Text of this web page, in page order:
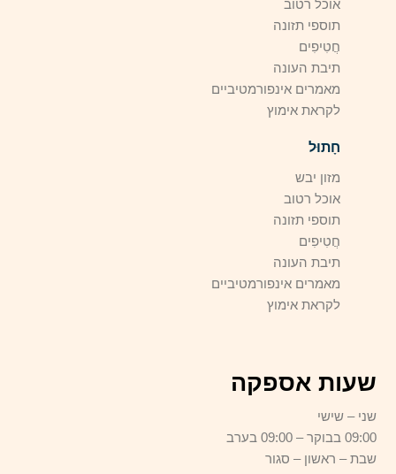
אוכל רטוב
תוספי תזונה
חֲטִיפִים
תיבת העונה
מאמרים אינפורמטיביים
לקראת אימוץ
חָתוּל
מזון יבש
אוכל רטוב
תוספי תזונה
חֲטִיפִים
תיבת העונה
מאמרים אינפורמטיביים
לקראת אימוץ
שעות אספקה
שני – שישי
09:00 בבוקר – 09:00 בערב
שבת – ראשון – סגור